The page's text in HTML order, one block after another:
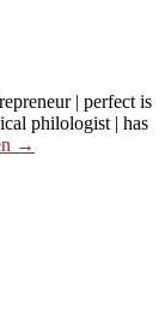
| perfect is
philologist | has
→